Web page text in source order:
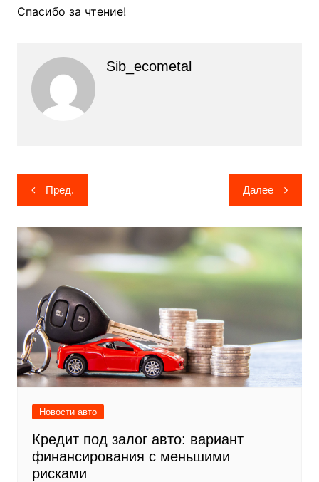
Спасибо за чтение!
Sib_ecometal
Навигация
по
записям
Пред. Далее
Новости авто
Кредит под залог авто: вариант
финансирования с меньшими
рисками